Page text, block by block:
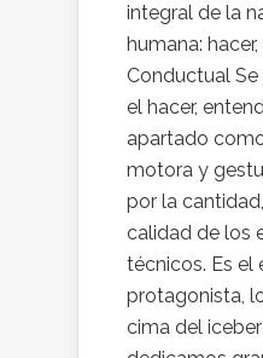
integral de la
humana:
Conductual
el hacer,
apartado
motora y
por la
calidad de los
técnicos. Es el
protagonista,
cima del